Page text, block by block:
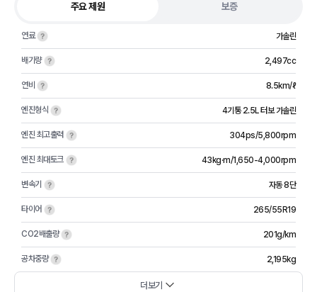
주요 제원 보증
연료 가솔린
배기량 2,497cc
연비 8.5km/ℓ
엔진형식 4기통 2.5L 터보 가솔린
엔진 최고출력 304ps/5,800rpm
엔진 최대토크 43kg·m/1,650-4,000rpm
변속기 자동 8단
타이어 265/55R19
CO2배출량 201g/km
공차중량 2,195kg
더보기